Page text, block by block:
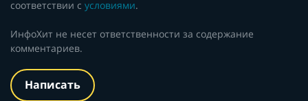
соответствии с условиями.
ИнфоХит не несет ответственности за содержание
комментариев.
Написать